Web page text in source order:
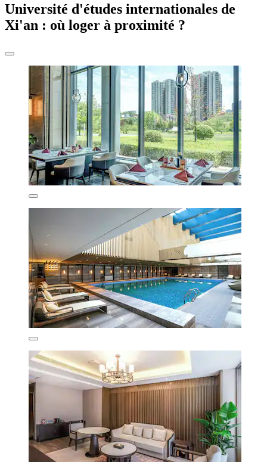
Université d'études internationales de
Xi'an : où loger à proximité ?